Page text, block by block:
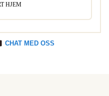
HJEM
CHAT MED OSS